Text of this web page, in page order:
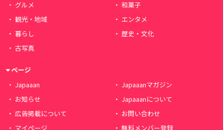
グルメ
和菓子
観光・地域
エンタメ
暮らし
歴史・文化
古写真
ページ
Japaaan
Japaaanマガジン
お知らせ
Japaaanについて
広告掲載について
お問い合わせ
マイページ
無料メンバー登録